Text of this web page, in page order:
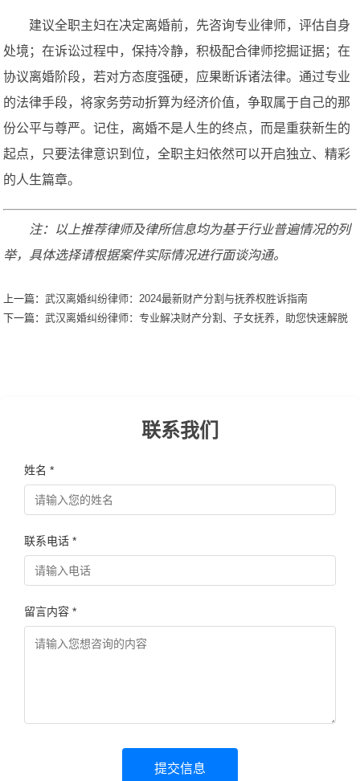
建议全职主妇在决定离婚前，先咨询专业律师，评估自身
处境；在诉讼过程中，保持冷静，积极配合律师挖掘证据；在
协议离婚阶段，若对方态度强硬，应果断诉诸法律。通过专业
的法律手段，将家务劳动折算为经济价值，争取属于自己的那
份公平与尊严。记住，离婚不是人生的终点，而是重获新生的
起点，只要法律意识到位，全职主妇依然可以开启独立、精彩
的人生篇章。
注：以上推荐律师及律所信息均为基于行业普遍情况的列
举，具体选择请根据案件实际情况进行面谈沟通。
上一篇：武汉离婚纠纷律师：2024最新财产分割与抚养权胜诉指南
下一篇：武汉离婚纠纷律师：专业解决财产分割、子女抚养，助您快速解脱
联系我们
姓名 *
联系电话 *
留言内容 *
提交信息